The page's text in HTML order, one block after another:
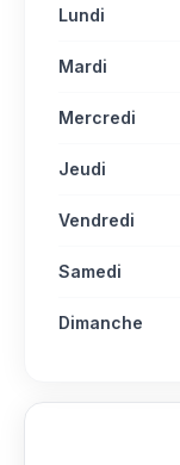
Lundi
Mardi
Mercredi
Jeudi
Vendredi
Samedi
Dimanche